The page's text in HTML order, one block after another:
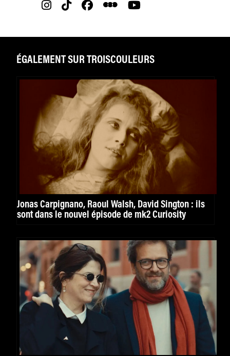
ÉGALEMENT SUR TROISCOULEURS
Jonas Carpignano, Raoul Walsh, David Sington : ils
sont dans le nouvel épisode de mk2 Curiosity